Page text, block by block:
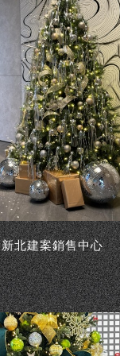
新北建案銷售中心